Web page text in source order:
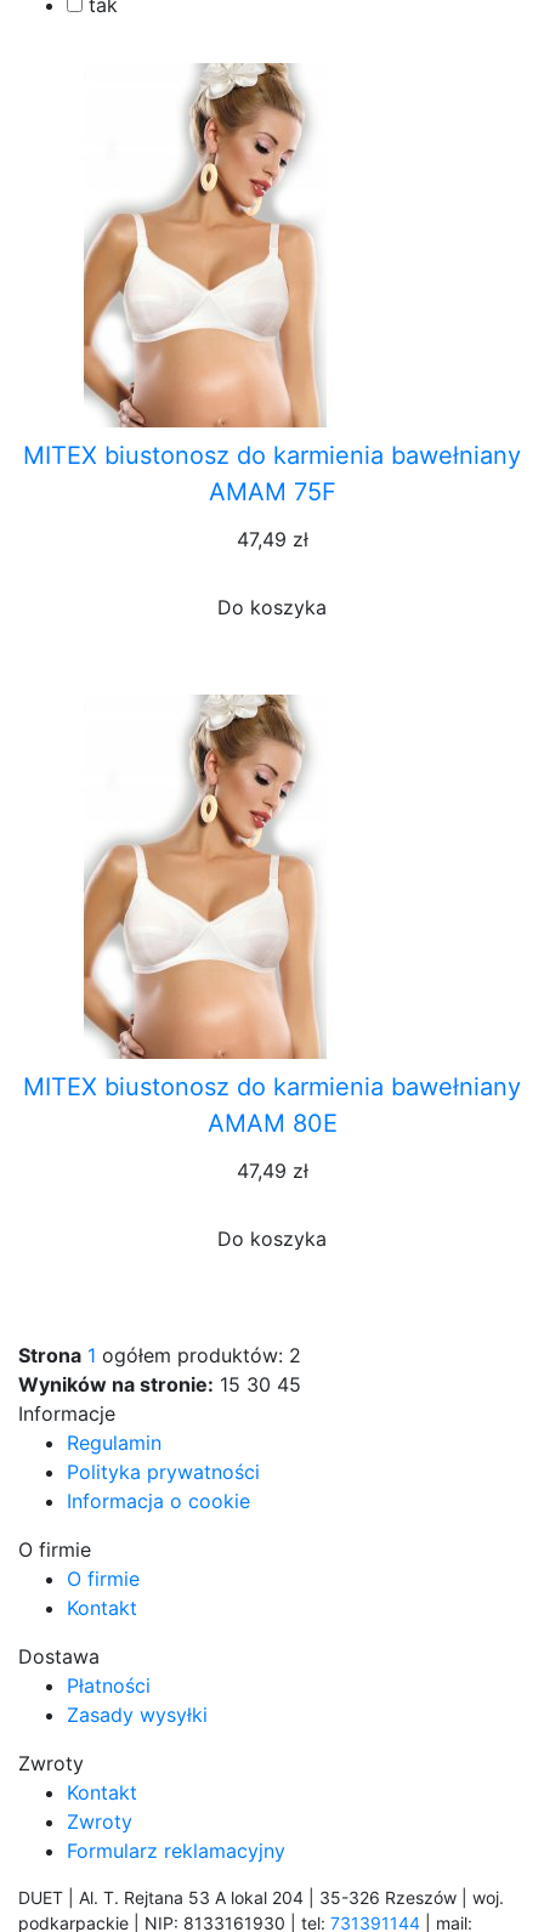
tak
MITEX biustonosz do karmienia bawełniany
AMAM 75F
47,49 zł
Do koszyka
MITEX biustonosz do karmienia bawełniany
AMAM 80E
47,49 zł
Do koszyka
Strona 1 ogółem produktów: 2
Wyników na stronie: 15 30 45
Informacje
Regulamin
Polityka prywatności
Informacja o cookie
O firmie
O firmie
Kontakt
Dostawa
Płatności
Zasady wysyłki
Zwroty
Kontakt
Zwroty
Formularz reklamacyjny
DUET | Al. T. Rejtana 53 A lokal 204 | 35-326 Rzeszów | woj.
podkarpackie | NIP: 8133161930 | tel: 731391144 | mail: